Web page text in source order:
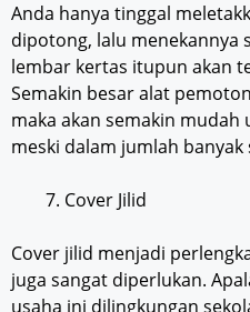
Anda hanya tinggal
dipotong, lalu menekannya
lembar kertas itupun akan
Semakin besar alat
maka akan semakin
meski dalam jumlah banyak
Cover Jilid
Cover jilid menjadi
juga sangat diperlukan.
usaha ini dilingkungan